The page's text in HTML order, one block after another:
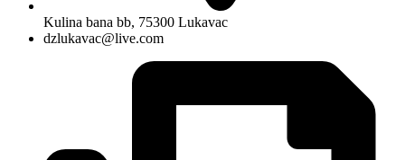
Kulina bana bb, 75300 Lukavac
dzlukavac@live.com